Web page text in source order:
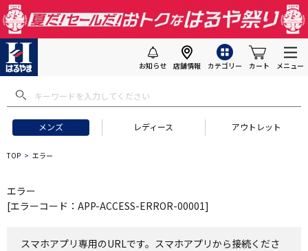
お知らせ 店舗情報 カテゴリー カート メニュー
メンズ レディース アウトレット
TOP エラー
エラー
[エラーコード：APP-ACCESS-ERROR-00001]
スマホアプリ専用のURLです。スマホアプリから接続くださ